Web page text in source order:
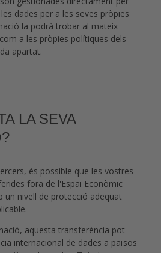
dades per a les seves pròpies
la podrà trobar al mateix
a les pròpies polítiques dels
apartat.
LA SEVA
és possible que les vostres
fora de l'Espai Econòmic
un nivell de protecció adequat
aquesta transferència pot
internacional de dades a països